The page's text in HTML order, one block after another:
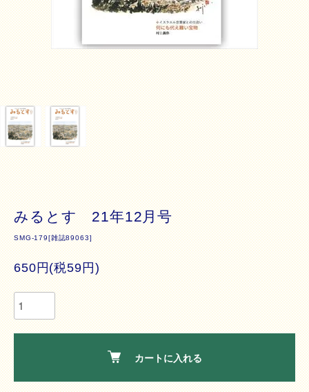
みるとす 21年12月号
SMG-179[雑誌89063]
650円(税59円)
カートに入れる